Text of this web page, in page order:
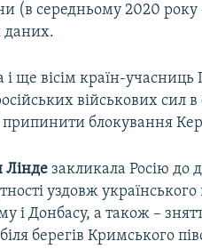
(в середньому 2020 року
даних.
і ще вісім країн-
військових сил
блокування
Лінде закликала Росію до
уздовж
і Донбасу, а також –
берегів Кримського